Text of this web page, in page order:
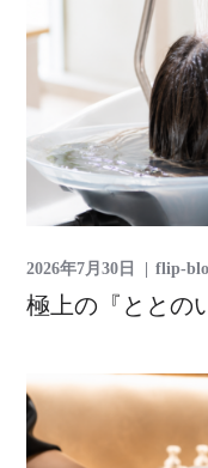
2026年7月30日 flip-
極上の『ととの